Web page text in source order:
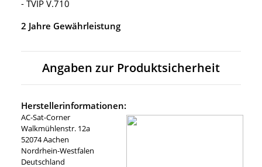
- TVIP V.710
2 Jahre Gewährleistung
Angaben zur Produktsicherheit
Herstellerinformationen:
AC-Sat-Corner
Walkmühlenstr. 12a
52074 Aachen
Nordrhein-Westfalen
Deutschland